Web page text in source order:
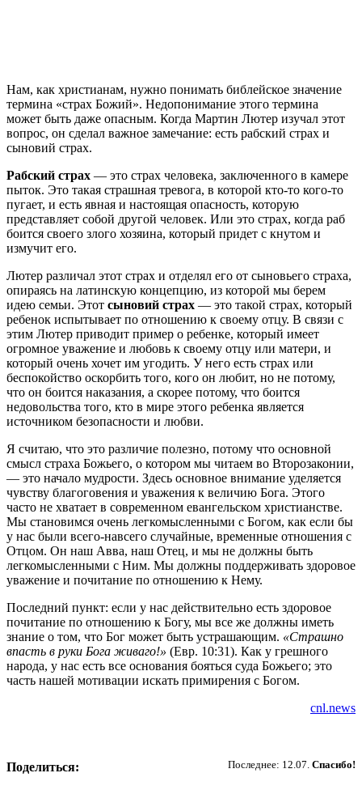
Нам, как христианам, нужно понимать библейское значение
термина «страх Божий». Недопонимание этого термина
может быть даже опасным. Когда Мартин Лютер изучал этот
вопрос, он сделал важное замечание: есть рабский страх и
сыновий страх.
Рабский страх — это страх человека, заключенного в камере
пыток. Это такая страшная тревога, в которой кто-то кого-то
пугает, и есть явная и настоящая опасность, которую
представляет собой другой человек. Или это страх, когда раб
боится своего злого хозяина, который придет с кнутом и
измучит его.
Лютер различал этот страх и отделял его от сыновьего страха,
опираясь на латинскую концепцию, из которой мы берем
идею семьи. Этот сыновий страх — это такой страх, который
ребенок испытывает по отношению к своему отцу. В связи с
этим Лютер приводит пример о ребенке, который имеет
огромное уважение и любовь к своему отцу или матери, и
который очень хочет им угодить. У него есть страх или
беспокойство оскорбить того, кого он любит, но не потому,
что он боится наказания, а скорее потому, что боится
недовольства того, кто в мире этого ребенка является
источником безопасности и любви.
Я считаю, что это различие полезно, потому что основной
смысл страха Божьего, о котором мы читаем во Второзаконии,
— это начало мудрости. Здесь основное внимание уделяется
чувству благоговения и уважения к величию Бога. Этого
часто не хватает в современном евангельском христианстве.
Мы становимся очень легкомысленными с Богом, как если бы
у нас были всего-навсего случайные, временные отношения с
Отцом. Он наш Авва, наш Отец, и мы не должны быть
легкомысленными с Ним. Мы должны поддерживать здоровое
уважение и почитание по отношению к Нему.
Последний пункт: если у нас действительно есть здоровое
почитание по отношению к Богу, мы все же должны иметь
знание о том, что Бог может быть устрашающим. «Страшно
впасть в руки Бога живаго!» (Евр. 10:31). Как у грешного
народа, у нас есть все основания бояться суда Божьего; это
часть нашей мотивации искать примирения с Богом.
cnl.news
Последнее: 12.07. Спасибо!
Поделиться: